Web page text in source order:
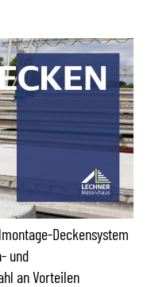
Deckensystem
und
an Vorteilen